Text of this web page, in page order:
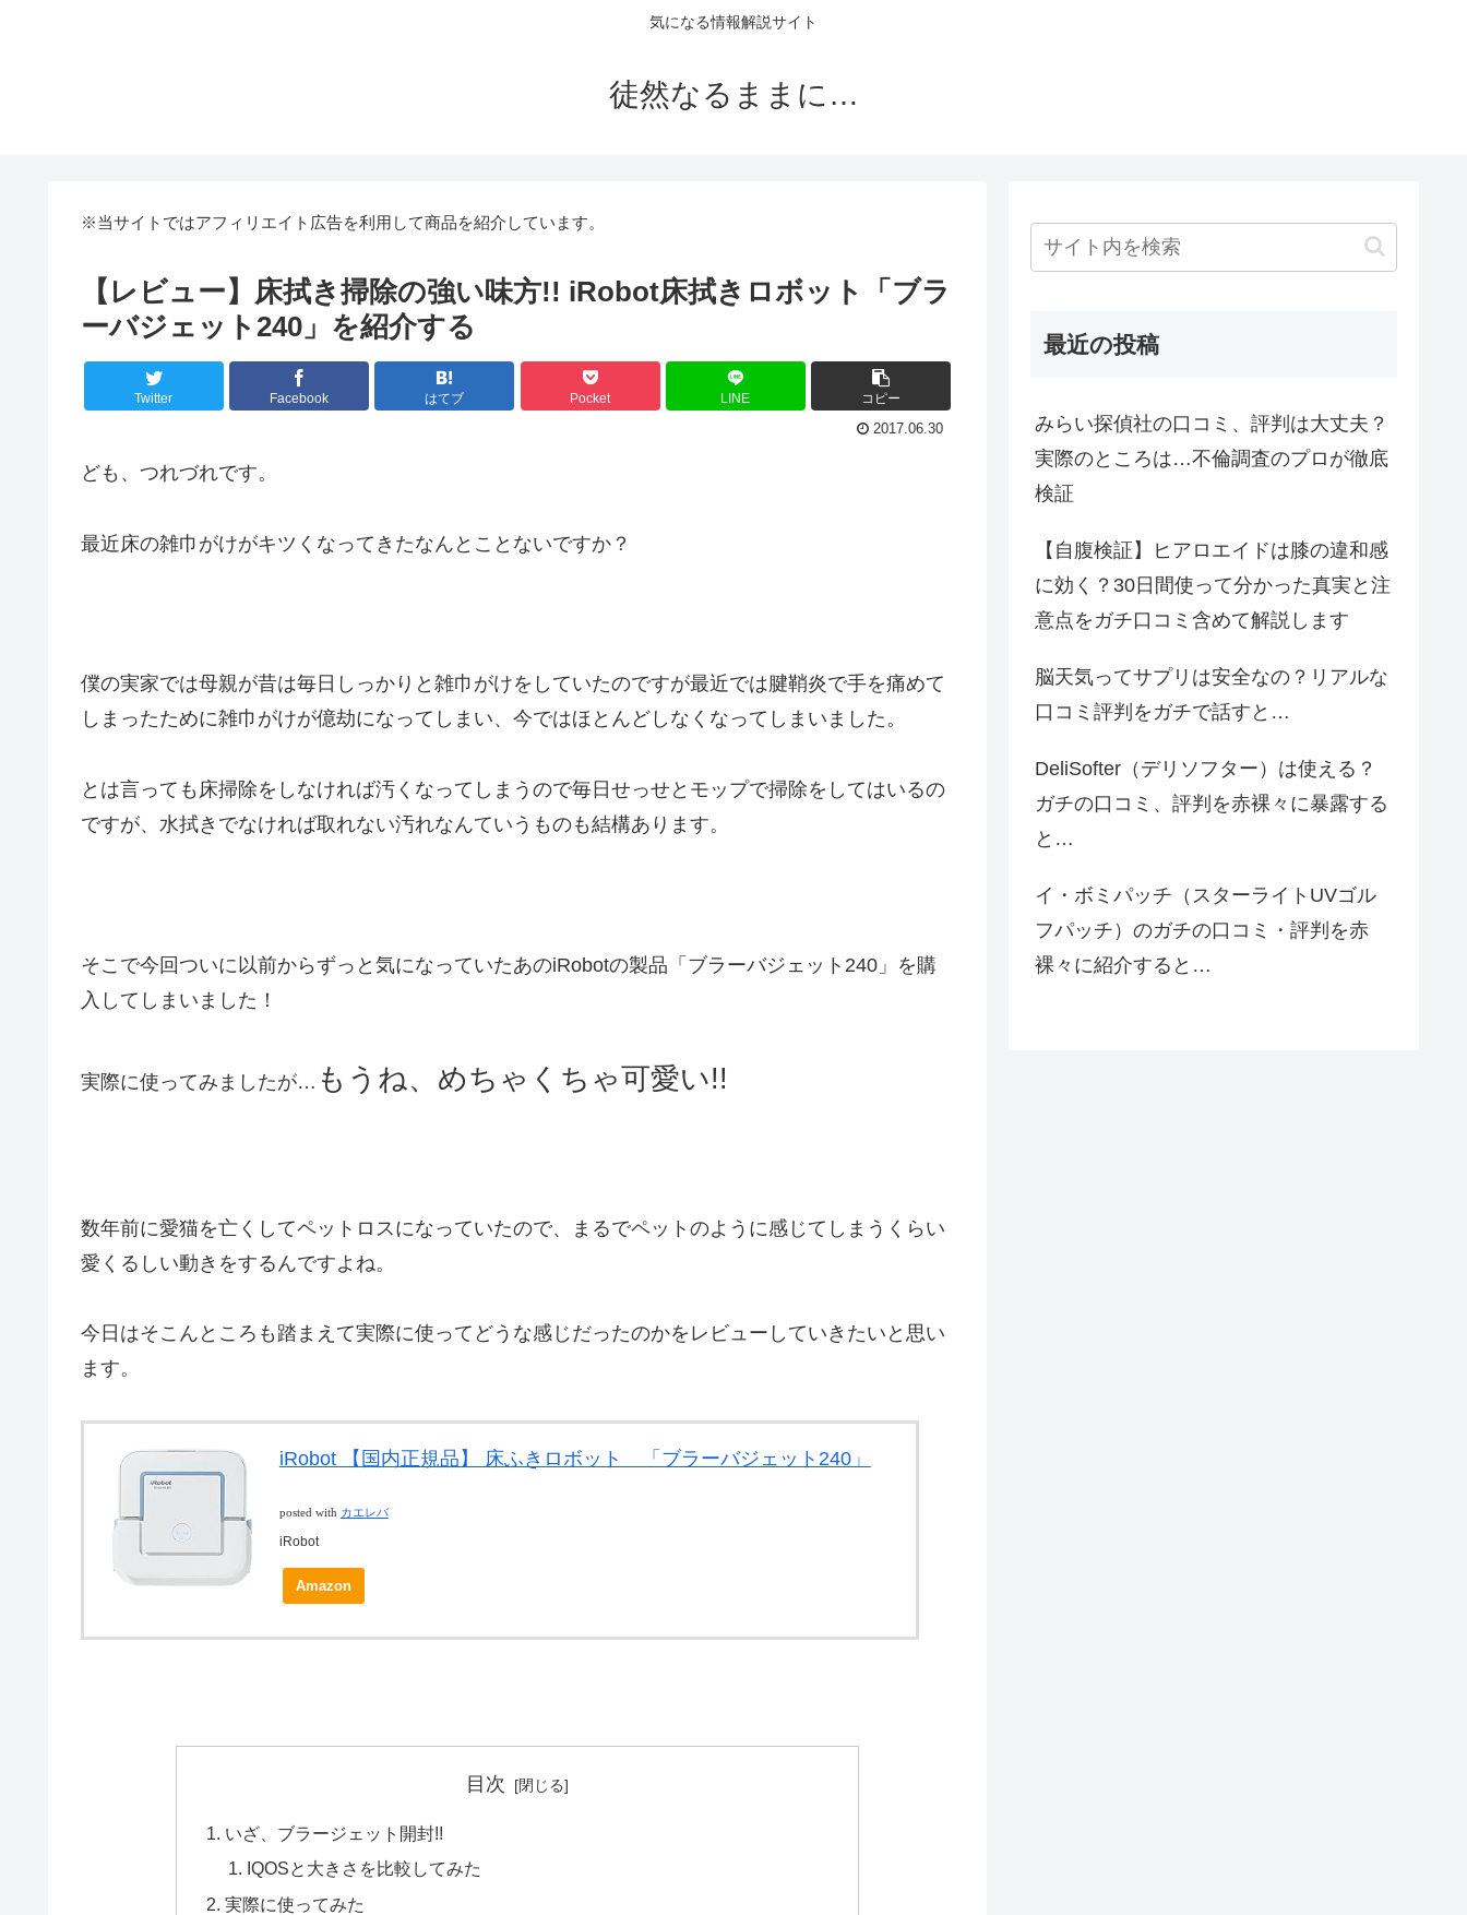
気になる情報解説サイト
徒然なるままに…
※当サイトではアフィリエイト広告を利用して商品を紹介しています。
【レビュー】床拭き掃除の強い味方!! iRobot床拭きロボット「ブラ
ーバジェット240」を紹介する
Twitter Facebook はてブ Pocket LINE コピー
2017.06.30
ども、つれづれです。
最近床の雑巾がけがキツくなってきたなんとことないですか？
僕の実家では母親が昔は毎日しっかりと雑巾がけをしていたのですが最近では腱鞘炎で手を痛めて
しまったために雑巾がけが億劫になってしまい、今ではほとんどしなくなってしまいました。
とは言っても床掃除をしなければ汚くなってしまうので毎日せっせとモップで掃除をしてはいるの
ですが、水拭きでなければ取れない汚れなんていうものも結構あります。
そこで今回ついに以前からずっと気になっていたあのiRobotの製品「ブラーバジェット240」を購
入してしまいました！
実際に使ってみましたが… もうね、めちゃくちゃ可愛い!!
数年前に愛猫を亡くしてペットロスになっていたので、まるでペットのように感じてしまうくらい
愛くるしい動きをするんですよね。
今日はそこんところも踏まえて実際に使ってどうな感じだったのかをレビューしていきたいと思い
ます。
iRobot 【国内正規品】 床ふきロボット 「ブラーバジェット240」
posted with カエレバ
iRobot
Amazon
目次
いざ、ブラージェット開封!!
IQOSと大きさを比較してみた
実際に使ってみた
最近の投稿
みらい探偵社の口コミ、評判は大丈夫？
実際のところは…不倫調査のプロが徹底
検証
【自腹検証】ヒアロエイドは膝の違和感
に効く？30日間使って分かった真実と注
意点をガチ口コミ含めて解説します
脳天気ってサプリは安全なの？リアルな
口コミ評判をガチで話すと…
DeliSofter（デリソフター）は使える？
ガチの口コミ、評判を赤裸々に暴露する
と…
イ・ボミパッチ（スターライトUVゴル
フパッチ）のガチの口コミ・評判を赤
裸々に紹介すると…